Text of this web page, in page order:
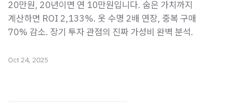
20만원, 20년이면 연 10만원입니다. 숨은 가치까지
계산하면 ROI 2,133%. 옷 수명 2배 연장, 중복 구매
70% 감소. 장기 투자 관점의 진짜 가성비 완벽 분석.
Oct 24, 2025